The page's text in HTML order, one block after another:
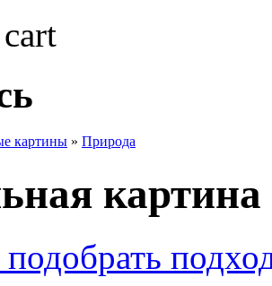
картины » Природа
картина